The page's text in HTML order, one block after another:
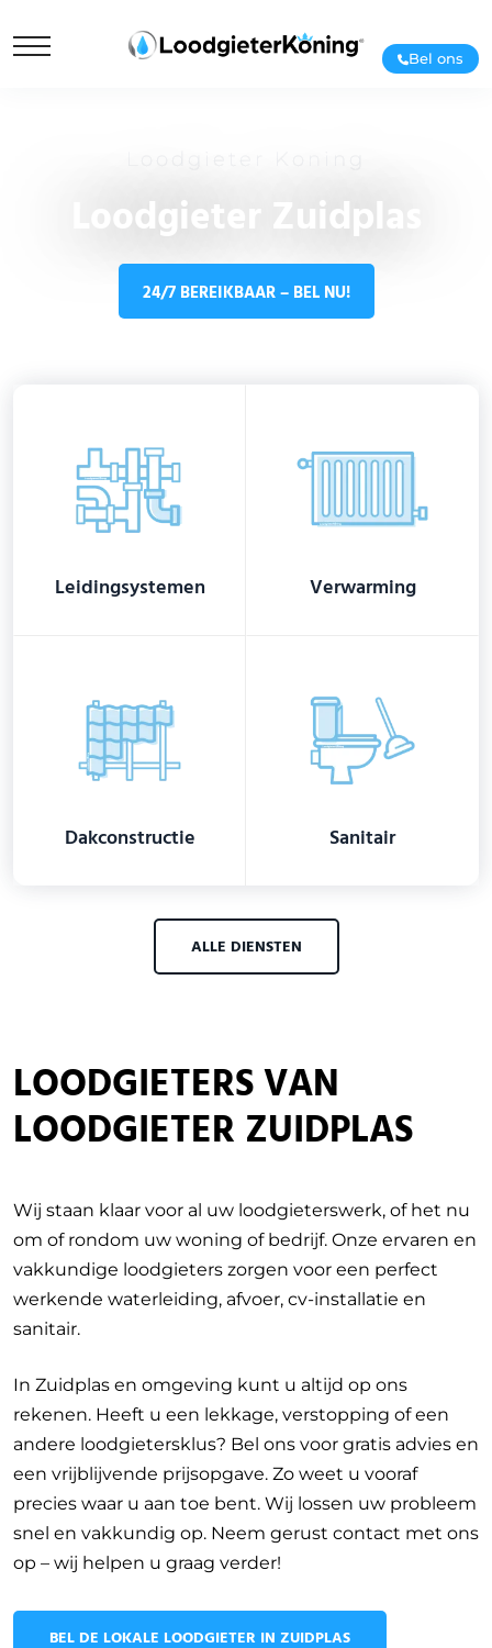
Bel ons
Loodgieter Zuidplas
24/7 BEREIKBAAR – BEL NU!
Leidingsystemen Verwarming
Dakconstructie Sanitair
ALLE DIENSTEN
LOODGIETERS VAN
LOODGIETER ZUIDPLAS
Wij staan klaar voor al uw loodgieterswerk, of het nu
om of rondom uw woning of bedrijf. Onze ervaren en
vakkundige loodgieters zorgen voor een perfect
werkende waterleiding, afvoer, cv-installatie en
sanitair.
In Zuidplas en omgeving kunt u altijd op ons
rekenen. Heeft u een lekkage, verstopping of een
andere loodgietersklus? Bel ons voor gratis advies en
een vrijblijvende prijsopgave. Zo weet u vooraf
precies waar u aan toe bent. Wij lossen uw probleem
snel en vakkundig op. Neem gerust contact met ons
op – wij helpen u graag verder!
BEL DE LOKALE LOODGIETER IN ZUIDPLAS